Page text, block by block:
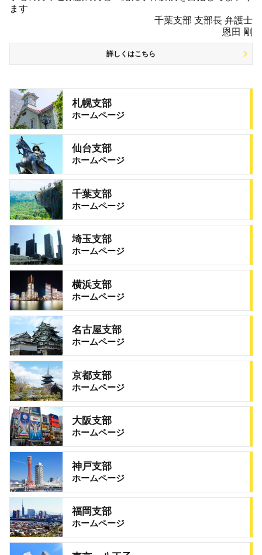
ます
千葉支部 支部長 弁護士
恩田 剛
詳しくはこちら
札幌支部
ホームページ
仙台支部
ホームページ
千葉支部
ホームページ
埼玉支部
ホームページ
横浜支部
ホームページ
名古屋支部
ホームページ
京都支部
ホームページ
大阪支部
ホームページ
神戸支部
ホームページ
福岡支部
ホームページ